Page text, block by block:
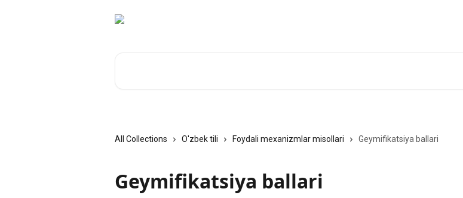
All Collections O'zbek tili Foydali mexanizmlar misollari Geymifikatsiya ballari
Geymifikatsiya ballari